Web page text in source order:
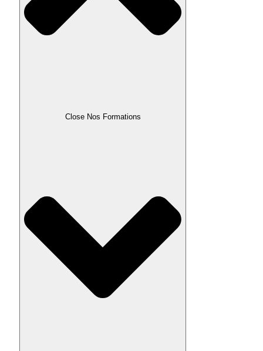
Close Nos Formations